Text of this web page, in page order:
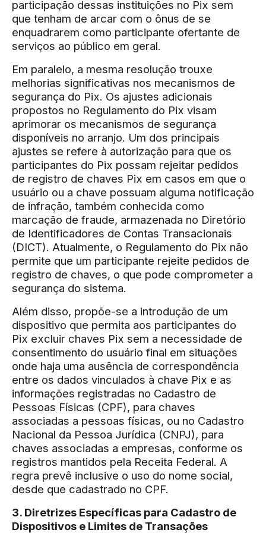
participação dessas instituições no Pix sem
que tenham de arcar com o ônus de se
enquadrarem como participante ofertante de
serviços ao público em geral.
Em paralelo, a mesma resolução trouxe
melhorias significativas nos mecanismos de
segurança do Pix. Os ajustes adicionais
propostos no Regulamento do Pix visam
aprimorar os mecanismos de segurança
disponíveis no arranjo. Um dos principais
ajustes se refere à autorização para que os
participantes do Pix possam rejeitar pedidos
de registro de chaves Pix em casos em que o
usuário ou a chave possuam alguma notificação
de infração, também conhecida como
marcação de fraude, armazenada no Diretório
de Identificadores de Contas Transacionais
(DICT). Atualmente, o Regulamento do Pix não
permite que um participante rejeite pedidos de
registro de chaves, o que pode comprometer a
segurança do sistema.
Além disso, propõe-se a introdução de um
dispositivo que permita aos participantes do
Pix excluir chaves Pix sem a necessidade de
consentimento do usuário final em situações
onde haja uma ausência de correspondência
entre os dados vinculados à chave Pix e as
informações registradas no Cadastro de
Pessoas Físicas (CPF), para chaves
associadas a pessoas físicas, ou no Cadastro
Nacional da Pessoa Jurídica (CNPJ), para
chaves associadas a empresas, conforme os
registros mantidos pela Receita Federal. A
regra prevê inclusive o uso do nome social,
desde que cadastrado no CPF.
3. Diretrizes Específicas para Cadastro de
Dispositivos e Limites de Transações